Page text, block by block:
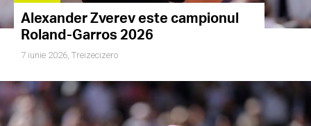
Alexander Zverev este campionul
Roland-Garros 2026
7 iunie 2026, Treizecizero